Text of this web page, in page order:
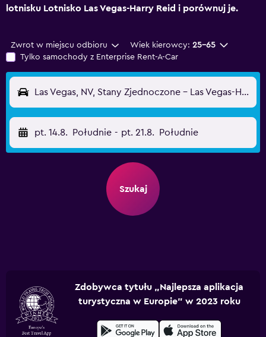
lotnisku Lotnisko Las Vegas-Harry Reid i porównuj je.
Zwrot w miejscu odbioru Wiek kierowcy: 25-65
Tylko samochody z Enterprise Rent-A-Car
Las Vegas, NV, Stany Zjednoczone - Las Vegas-Harry Reid (LAS)
pt. 14.8. Południe - pt. 21.8. Południe
Szukaj
Zdobywca tytułu „Najlepsza aplikacja
turystyczna w Europie” w 2023 roku